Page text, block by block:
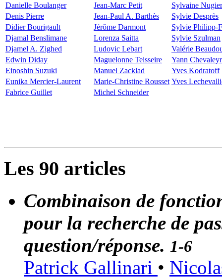
Danielle Boulanger
Jean-Marc Petit
Sylvaine Nugier
Denis Pierre
Jean-Paul A. Barthès
Sylvie Desprès
Didier Bourigault
Jérôme Darmont
Sylvie Philipp-
Djamal Benslimane
Lorenza Saitta
Sylvie Szulman
Djamel A. Zighed
Ludovic Lebart
Valérie
Edwin Diday
Maguelonne Teisseire
Yann
Einoshin Suzuki
Manuel Zacklad
Yves Kodratoff
Eunika Mercier-Laurent
Marie-Christine Rousset Yves
Fabrice Guillet
Michel Schneider
Les 90 articles
Combinaison de
pour la recherche de
question/réponse. 1-6
Patrick Gallinari •